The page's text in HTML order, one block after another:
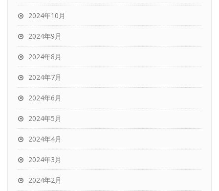
2024年10月
2024年9月
2024年8月
2024年7月
2024年6月
2024年5月
2024年4月
2024年3月
2024年2月